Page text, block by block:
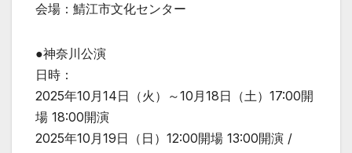
会場：鯖江市文化センター
●神奈川公演
日時：
2025年10月14日（火）～10月18日（土）17:00開
場 18:00開演
2025年10月19日（日）12:00開場 13:00開演 /